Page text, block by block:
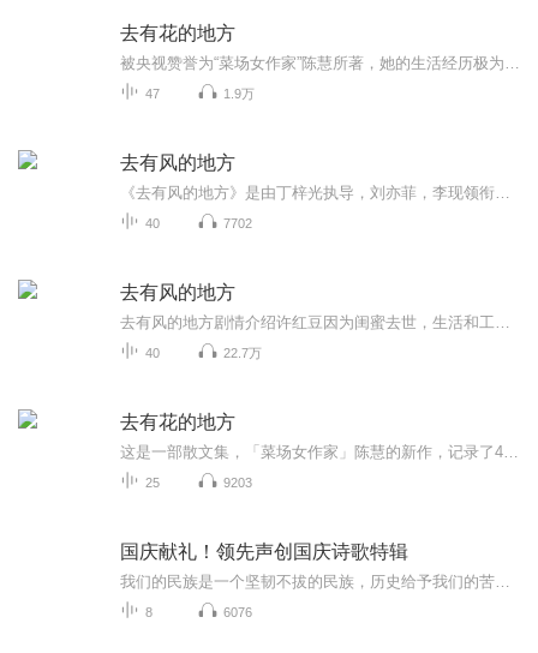
去有花的地方
47 1.9万
去有风的地方
40 7702
去有风的地方
40 22.7万
去有花的地方
25 9203
国庆献礼！领先声创国庆诗歌特辑
8 6076